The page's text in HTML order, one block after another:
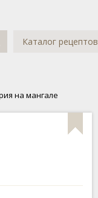
Каталог рецептов
на мангале